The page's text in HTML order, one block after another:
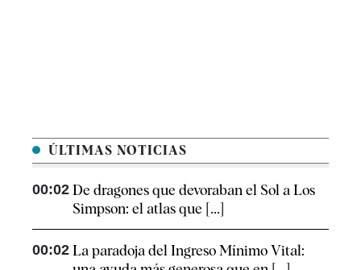
ÚLTIMAS NOTICIAS
00:02 De dragones que devoraban el Sol a Los
Simpson: el atlas que [...]
00:02 La paradoja del Ingreso Mínimo Vital: